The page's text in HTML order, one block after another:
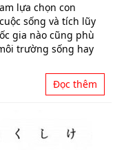
lựa chọn con
sống và tích lũy
gia nào cũng phù
trường sống hay
Đọc thêm